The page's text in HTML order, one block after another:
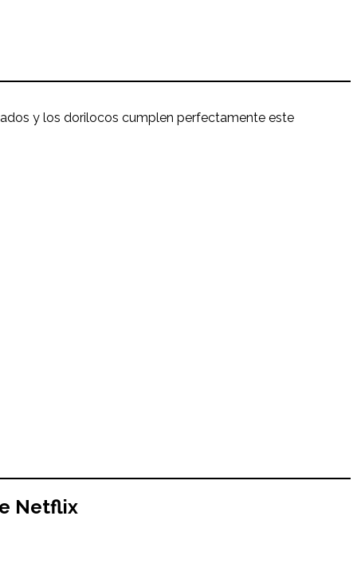
y los dorilocos cumplen perfectamente este
Netflix